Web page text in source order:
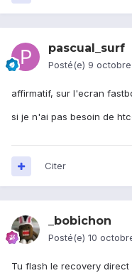
pascual_surf
Posté(e) 9 octobre
affirmatif, sur l'ecran
si je n'ai pas besoin de
Citer
_bobichon
Posté(e) 10
Tu flash le recovery